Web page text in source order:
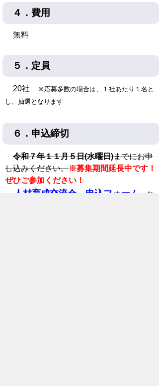
４．費用
無料
５．定員
20社
※応募多数の場合は、１社あたり１名と
し、抽選となります
６．申込締切
令和７年１１月５日(水曜日)までにお申
し込みください。※募集期間延長中です！
ぜひご参加ください！
人材育成交流会 申込フォーム
⇐お